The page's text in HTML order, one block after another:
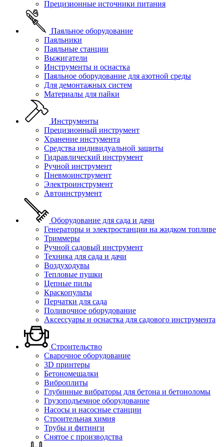
Прецизионные источники питания
Паяльное оборудование
Паяльники
Паяльные станции
Выжигатели
Инструменты и оснастка
Паяльное оборудование для азотной среды
Для демонтажных систем
Материалы для пайки
Инструменты
Прецизионный инструмент
Хранение инстумента
Средства индивидуальной защиты
Гидравлический инструмент
Ручной инструмент
Пневмоинструмент
Электроинструмент
Автоинструмент
Оборудование для сада и дачи
Генераторы и электростанции на жидком топливе
Триммеры
Ручной садовый инструмент
Техника для сада и дачи
Воздуходувы
Тепловые пушки
Цепные пилы
Краскопульты
Перчатки для сада
Поливочное оборудование
Аксессуары и оснастка для садового инструмента
Строительство
Сварочное оборудование
3D принтеры
Бетономешалки
Виброплиты
Глубинные вибраторы для бетона и бетоноломы
Грузоподъемное оборудование
Насосы и насосные станции
Строительная химия
Трубы и фитинги
Снятое с производства